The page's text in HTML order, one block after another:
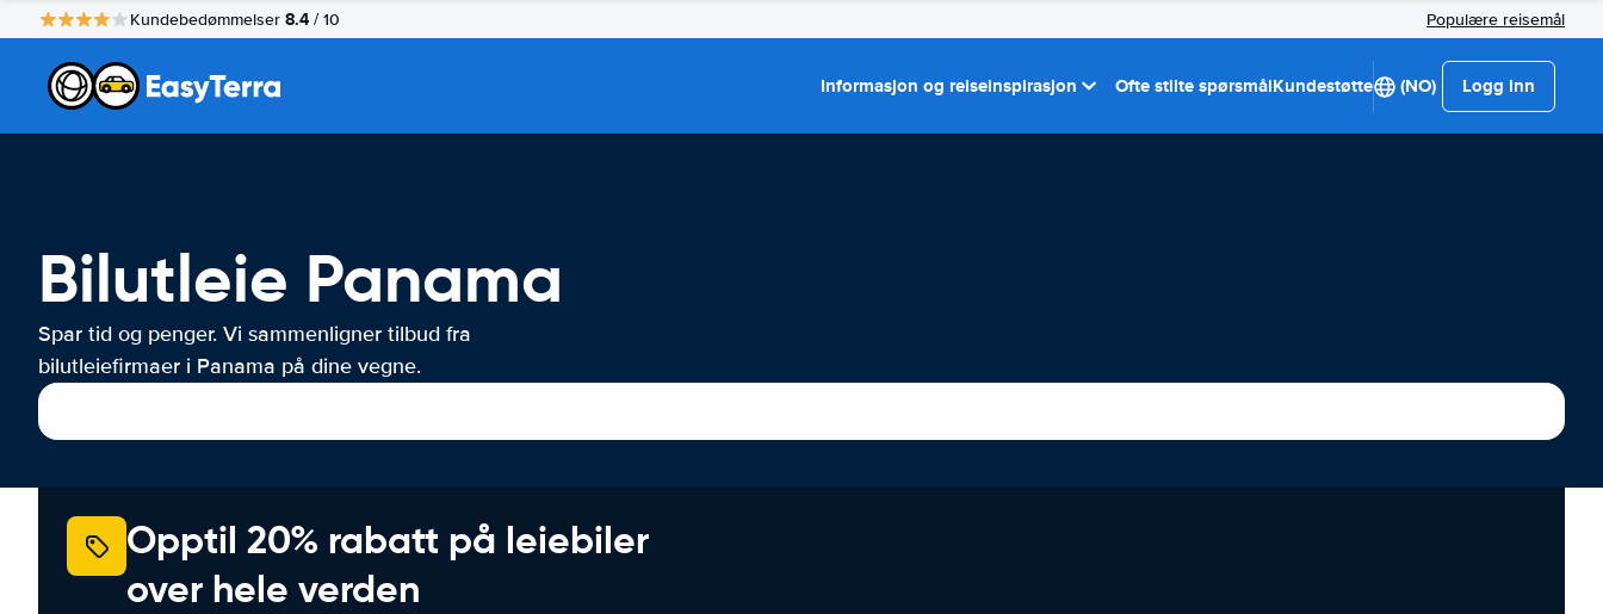
Kundebedømmelser 8.4 / 10 Populære reisemål
Informasjon og reiseinspirasjon Ofte stilte spørsmålKundestøtte (NO) Logg inn
Bilutleie Panama
Spar tid og penger. Vi sammenligner tilbud fra
bilutleiefirmaer i Panama på dine vegne.
Opptil 20% rabatt på leiebiler
over hele verden